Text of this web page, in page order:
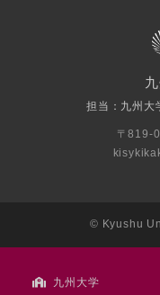
担当：九州大
〒819-
© Kyushu
九州大学